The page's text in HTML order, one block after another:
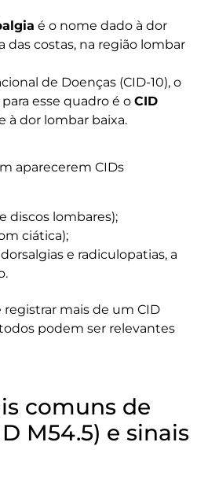
é o nome dado à dor
das costas, na região lombar
de Doenças (CID-10), o
esse quadro é o CID
à dor lombar baixa.
aparecerem CIDs
discos lombares);
ciática);
e radiculopatias, a
registrar mais de um CID
podem ser relevantes
comuns de
M54.5) e sinais